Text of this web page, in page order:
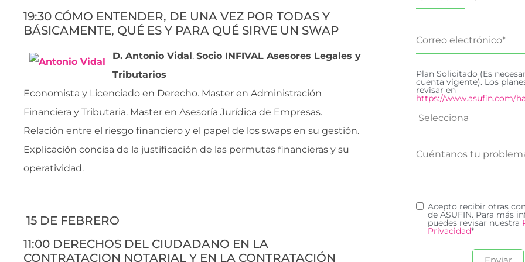
19:30 CÓMO ENTENDER, DE UNA VEZ POR TODAS Y
BÁSICAMENTE, QUÉ ES Y PARA QUÉ SIRVE UN SWAP
D. Antonio Vidal . Socio INFIVAL Asesores Legales y
Tributarios
Economista y Licenciado en Derecho. Master en Administración
Financiera y Tributaria. Master en Asesoría Jurídica de Empresas.
Relación entre el riesgo financiero y el papel de los swaps en su gestión.
Explicación concisa de la justificación de las permutas financieras y su
operatividad.
15 DE FEBRERO
11:00 DERECHOS DEL CIUDADANO EN LA
CONTRATACION NOTARIAL Y EN LA CONTRATACIÓN
Plan Solicitado (Es
cuenta vigente). Los
revisar en
https://www.asufin.com/
Acepto recibir otras
de ASUFIN. Para más
puedes revisar nuestra
Privacidad*